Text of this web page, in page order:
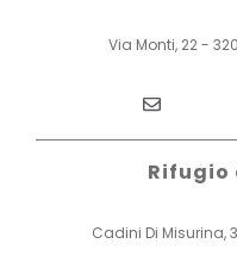
Via Monti, 22 -
Cadini Di Misurina,